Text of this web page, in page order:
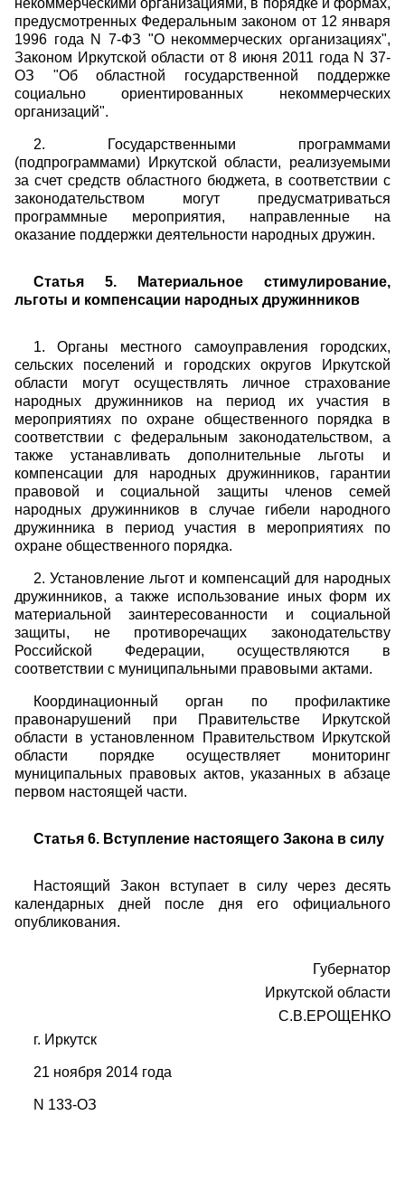
некоммерческими организациями, в порядке и формах,
предусмотренных Федеральным законом от 12 января
1996 года N 7-ФЗ "О некоммерческих организациях",
Законом Иркутской области от 8 июня 2011 года N 37-
ОЗ "Об областной государственной поддержке
социально ориентированных некоммерческих
организаций".
2. Государственными программами
(подпрограммами) Иркутской области, реализуемыми
за счет средств областного бюджета, в соответствии с
законодательством могут предусматриваться
программные мероприятия, направленные на
оказание поддержки деятельности народных дружин.
Статья 5. Материальное стимулирование,
льготы и компенсации народных дружинников
1. Органы местного самоуправления городских,
сельских поселений и городских округов Иркутской
области могут осуществлять личное страхование
народных дружинников на период их участия в
мероприятиях по охране общественного порядка в
соответствии с федеральным законодательством, а
также устанавливать дополнительные льготы и
компенсации для народных дружинников, гарантии
правовой и социальной защиты членов семей
народных дружинников в случае гибели народного
дружинника в период участия в мероприятиях по
охране общественного порядка.
2. Установление льгот и компенсаций для народных
дружинников, а также использование иных форм их
материальной заинтересованности и социальной
защиты, не противоречащих законодательству
Российской Федерации, осуществляются в
соответствии с муниципальными правовыми актами.
Координационный орган по профилактике
правонарушений при Правительстве Иркутской
области в установленном Правительством Иркутской
области порядке осуществляет мониторинг
муниципальных правовых актов, указанных в абзаце
первом настоящей части.
Статья 6. Вступление настоящего Закона в силу
Настоящий Закон вступает в силу через десять
календарных дней после дня его официального
опубликования.
Губернатор
Иркутской области
С.В.ЕРОЩЕНКО
г. Иркутск
21 ноября 2014 года
N 133-ОЗ